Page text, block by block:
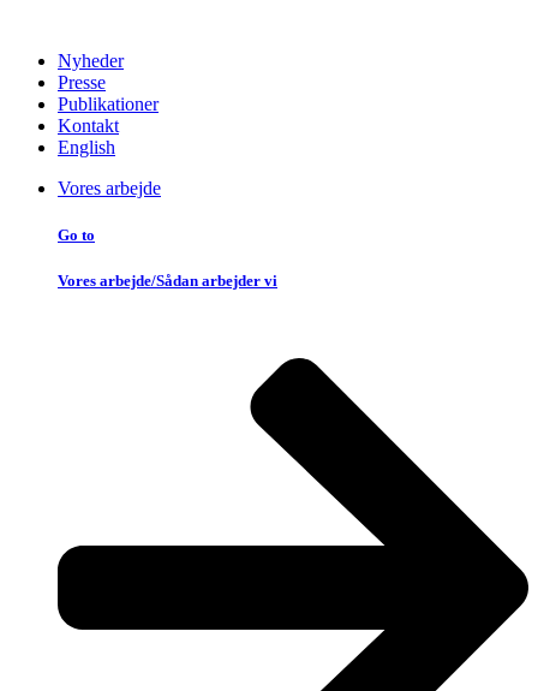
Nyheder
Presse
Publikationer
Kontakt
English
Vores arbejde
Go to
Vores arbejde/Sådan arbejder vi